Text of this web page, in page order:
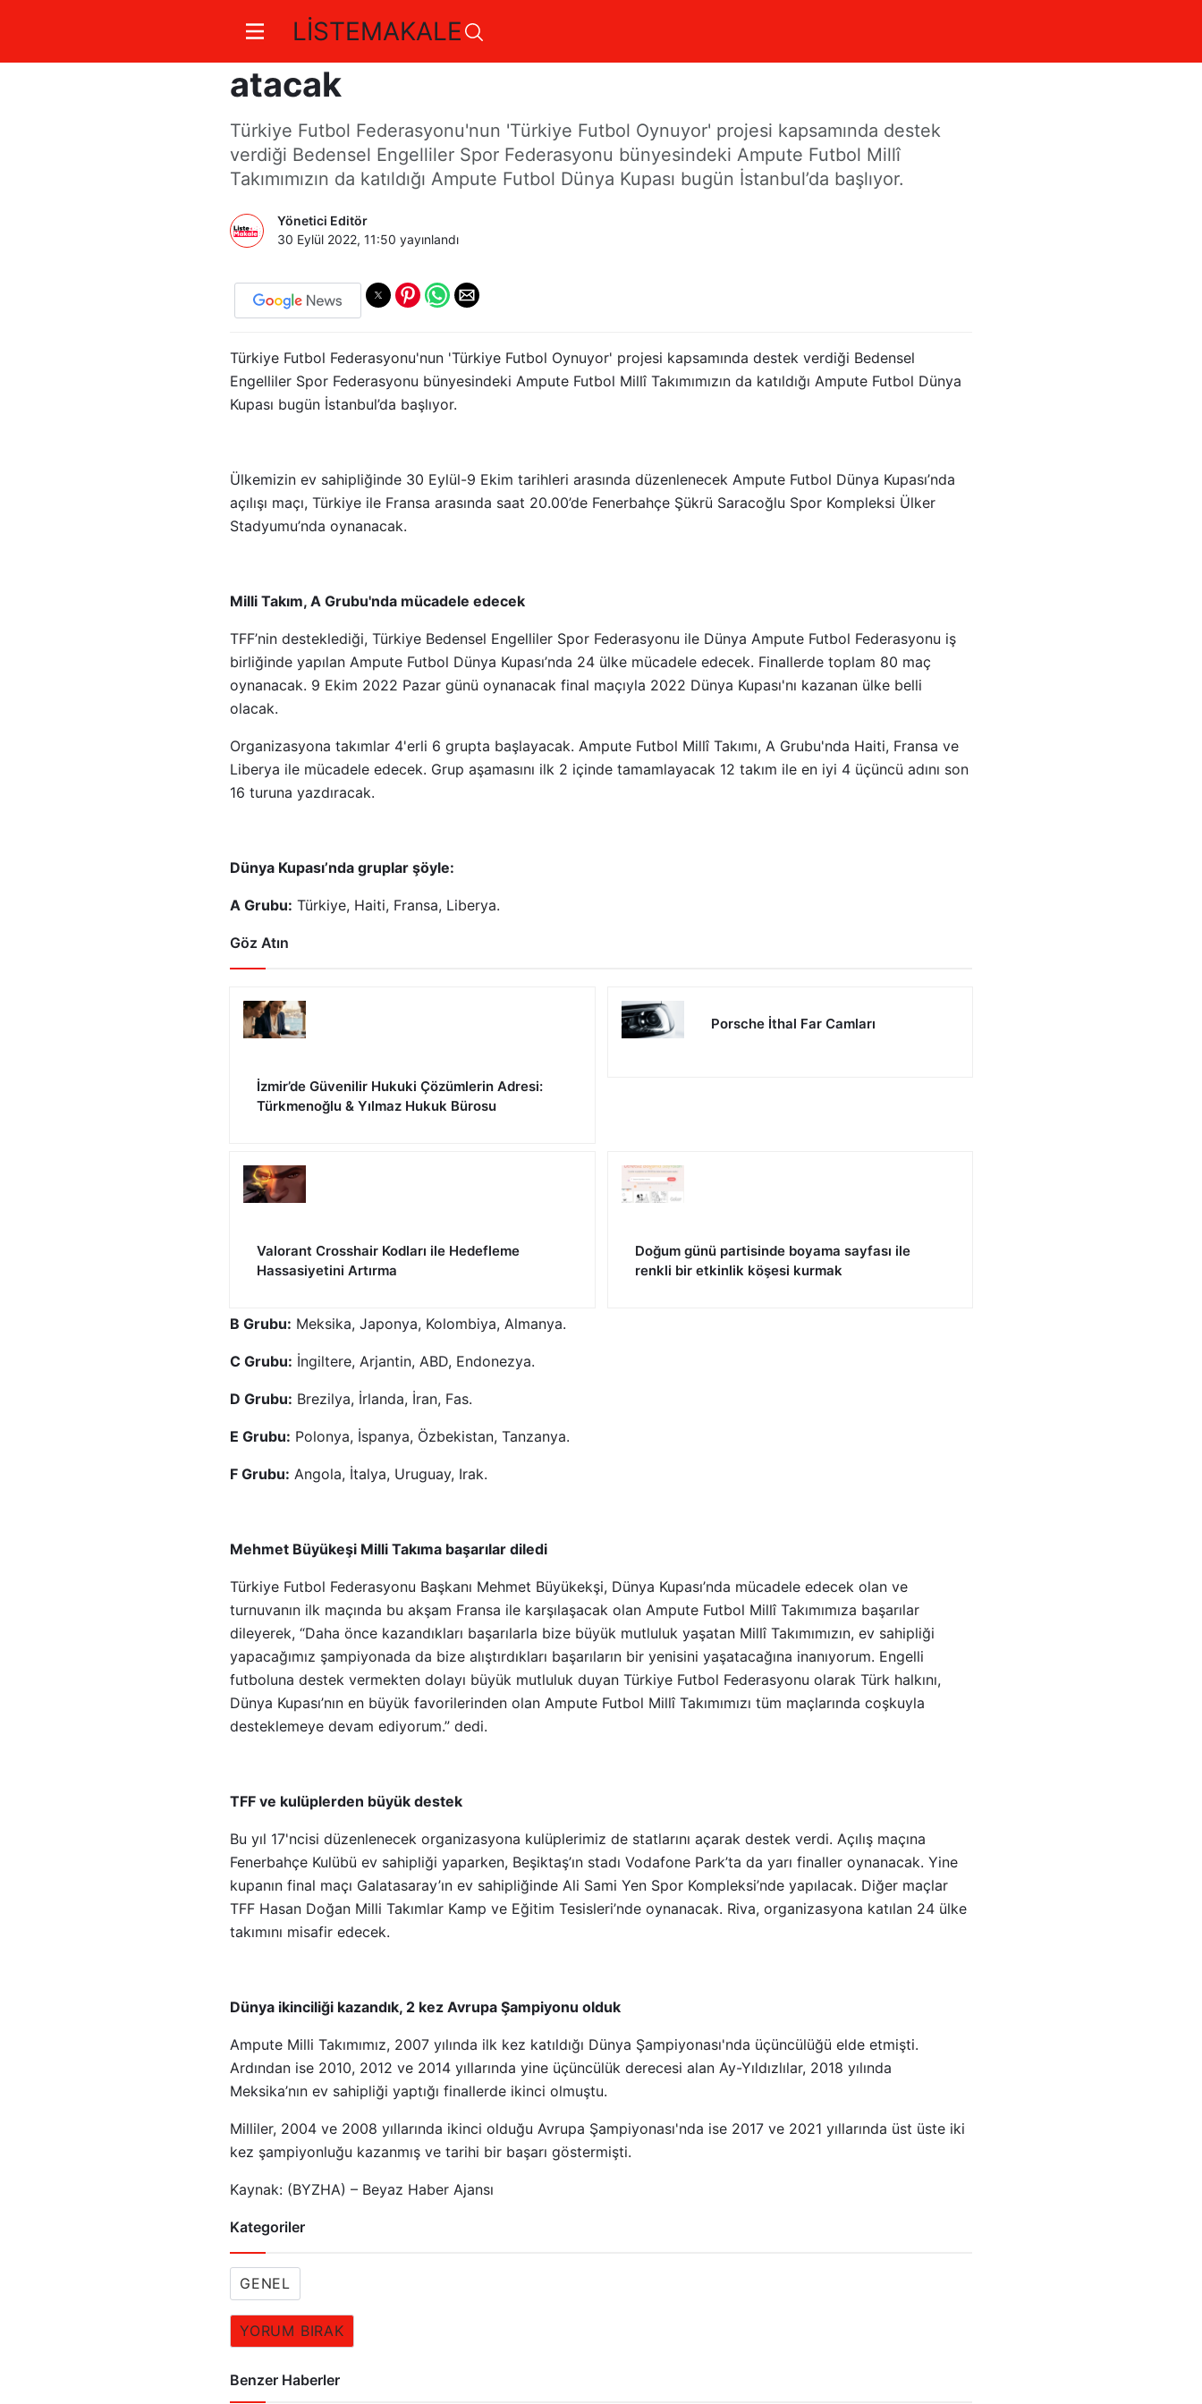
LİSTEMAKALE
Ampute futbolda dünyanın kalbi Türkiye’de
atacak
Türkiye Futbol Federasyonu'nun 'Türkiye Futbol Oynuyor' projesi kapsamında destek
verdiği Bedensel Engelliler Spor Federasyonu bünyesindeki Ampute Futbol Millî
Takımımızın da katıldığı Ampute Futbol Dünya Kupası bugün İstanbul’da başlıyor.
Yönetici Editör
30 Eylül 2022, 11:50 yayınlandı
Türkiye Futbol Federasyonu'nun 'Türkiye Futbol Oynuyor' projesi kapsamında destek verdiği Bedensel
Engelliler Spor Federasyonu bünyesindeki Ampute Futbol Millî Takımımızın da katıldığı Ampute Futbol Dünya
Kupası bugün İstanbul’da başlıyor.
Ülkemizin ev sahipliğinde 30 Eylül-9 Ekim tarihleri arasında düzenlenecek Ampute Futbol Dünya Kupası’nda
açılışı maçı, Türkiye ile Fransa arasında saat 20.00’de Fenerbahçe Şükrü Saracoğlu Spor Kompleksi Ülker
Stadyumu’nda oynanacak.
Milli Takım, A Grubu'nda mücadele edecek
TFF’nin desteklediği, Türkiye Bedensel Engelliler Spor Federasyonu ile Dünya Ampute Futbol Federasyonu iş
birliğinde yapılan Ampute Futbol Dünya Kupası’nda 24 ülke mücadele edecek. Finallerde toplam 80 maç
oynanacak. 9 Ekim 2022 Pazar günü oynanacak final maçıyla 2022 Dünya Kupası'nı kazanan ülke belli
olacak.
Organizasyona takımlar 4'erli 6 grupta başlayacak. Ampute Futbol Millî Takımı, A Grubu'nda Haiti, Fransa ve
Liberya ile mücadele edecek. Grup aşamasını ilk 2 içinde tamamlayacak 12 takım ile en iyi 4 üçüncü adını son
16 turuna yazdıracak.
Dünya Kupası’nda gruplar şöyle:
A Grubu: Türkiye, Haiti, Fransa, Liberya.
Göz Atın
İzmir’de Güvenilir Hukuki Çözümlerin Adresi:
Türkmenoğlu & Yılmaz Hukuk Bürosu
Porsche İthal Far Camları
Valorant Crosshair Kodları ile Hedefleme
Hassasiyetini Artırma
Doğum günü partisinde boyama sayfası ile
renkli bir etkinlik köşesi kurmak
B Grubu: Meksika, Japonya, Kolombiya, Almanya.
C Grubu: İngiltere, Arjantin, ABD, Endonezya.
D Grubu: Brezilya, İrlanda, İran, Fas.
E Grubu: Polonya, İspanya, Özbekistan, Tanzanya.
F Grubu: Angola, İtalya, Uruguay, Irak.
Mehmet Büyükeşi Milli Takıma başarılar diledi
Türkiye Futbol Federasyonu Başkanı Mehmet Büyükekşi, Dünya Kupası’nda mücadele edecek olan ve
turnuvanın ilk maçında bu akşam Fransa ile karşılaşacak olan Ampute Futbol Millî Takımımıza başarılar
dileyerek, “Daha önce kazandıkları başarılarla bize büyük mutluluk yaşatan Millî Takımımızın, ev sahipliği
yapacağımız şampiyonada da bize alıştırdıkları başarıların bir yenisini yaşatacağına inanıyorum. Engelli
futboluna destek vermekten dolayı büyük mutluluk duyan Türkiye Futbol Federasyonu olarak Türk halkını,
Dünya Kupası’nın en büyük favorilerinden olan Ampute Futbol Millî Takımımızı tüm maçlarında coşkuyla
desteklemeye devam ediyorum.” dedi.
TFF ve kulüplerden büyük destek
Bu yıl 17'ncisi düzenlenecek organizasyona kulüplerimiz de statlarını açarak destek verdi. Açılış maçına
Fenerbahçe Kulübü ev sahipliği yaparken, Beşiktaş’ın stadı Vodafone Park’ta da yarı finaller oynanacak. Yine
kupanın final maçı Galatasaray’ın ev sahipliğinde Ali Sami Yen Spor Kompleksi’nde yapılacak. Diğer maçlar
TFF Hasan Doğan Milli Takımlar Kamp ve Eğitim Tesisleri’nde oynanacak. Riva, organizasyona katılan 24 ülke
takımını misafir edecek.
Dünya ikinciliği kazandık, 2 kez Avrupa Şampiyonu olduk
Ampute Milli Takımımız, 2007 yılında ilk kez katıldığı Dünya Şampiyonası'nda üçüncülüğü elde etmişti.
Ardından ise 2010, 2012 ve 2014 yıllarında yine üçüncülük derecesi alan Ay-Yıldızlılar, 2018 yılında
Meksika’nın ev sahipliği yaptığı finallerde ikinci olmuştu.
Milliler, 2004 ve 2008 yıllarında ikinci olduğu Avrupa Şampiyonası'nda ise 2017 ve 2021 yıllarında üst üste iki
kez şampiyonluğu kazanmış ve tarihi bir başarı göstermişti.
Kaynak: (BYZHA) – Beyaz Haber Ajansı
Kategoriler
GENEL
YORUM BIRAK
Benzer Haberler